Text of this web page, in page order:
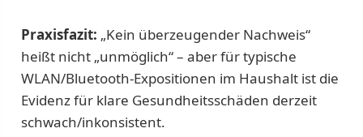
Praxisfazit: „Kein überzeugender Nachweis“
heißt nicht „unmöglich“ – aber für typische
WLAN/Bluetooth-Expositionen im Haushalt ist die
Evidenz für klare Gesundheitsschäden derzeit
schwach/inkonsistent.